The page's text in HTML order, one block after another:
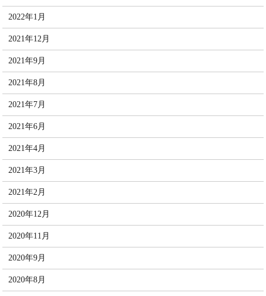
2022年1月
2021年12月
2021年9月
2021年8月
2021年7月
2021年6月
2021年4月
2021年3月
2021年2月
2020年12月
2020年11月
2020年9月
2020年8月